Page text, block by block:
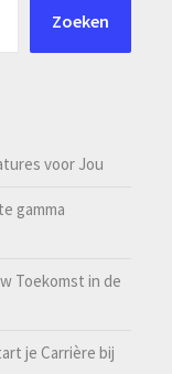
Zoeken
voor Jou
gamma
Toekomst in de
je Carrière bij